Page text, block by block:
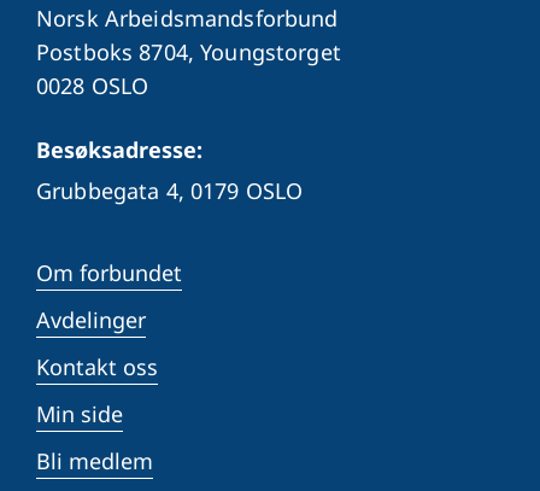
Norsk Arbeidsmandsforbund
Postboks 8704, Youngstorget
0028 OSLO
Besøksadresse:
Grubbegata 4,0179 OSLO
Om forbundet
Avdelinger
Kontakt oss
Min side
Bli medlem